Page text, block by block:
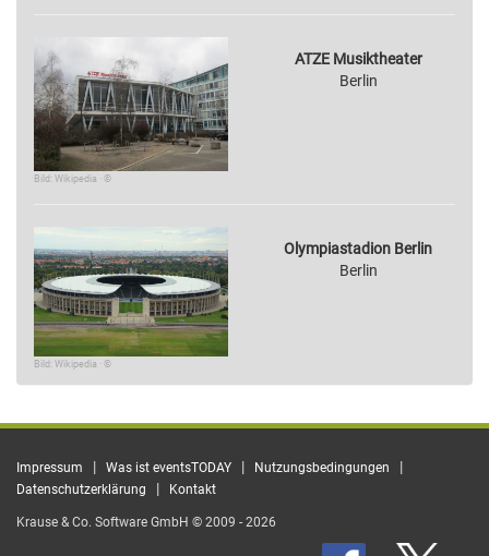
Bild: Wikipedia · ©
ATZE Musiktheater
Berlin
Bild: Wikipedia · ©
Olympiastadion Berlin
Berlin
Impressum | Was ist eventsTODAY | Nutzungsbedingungen |
Datenschutzerklärung | Kontakt
Krause & Co. Software GmbH © 2009 - 2026